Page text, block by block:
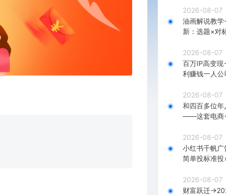
2026-08-07
油画解说教
新：选题×对
2026-08-07
百万IP高变
利赚钱一人公
2026-08-07
和四百多位
——这套电商
2026-08-07
小红书千帆广
简单投标准
2026-08-07
财富跃迁